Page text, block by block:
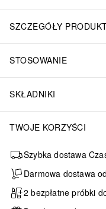
SZCZEGÓŁY
STOSOWANIE
SKŁADNIKI
TWOJE KORZYŚCI
Szybka dostawa
Darmowa dostawa
2 bezpłatne próbki